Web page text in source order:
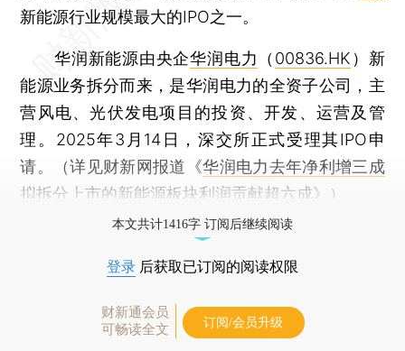
新能源行业规模最大的IPO之一。
华润新能源由央企华润电力 （ 00836.HK ）新
能源业务拆分而来，是华润电力的全资子公司，主
营风电、光伏发电项目的投资、开发、运营及管
理。2025年3月14日，深交所正式受理其IPO申
请。（详见财新网报道《华润电力去年净利增三成
拟拆分上市的新能源板块利润贡献超六成》）
本文共计1416字 订阅后继续阅读
登录 后获取已订阅的阅读权限
财新通会员
可畅读全文
订阅/会员升级